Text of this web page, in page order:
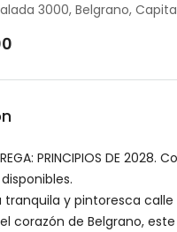
3000, Belgrano,
PRINCIPIOS DE 2028.
tranquila y pintoresca calle
corazón de Belgrano, este